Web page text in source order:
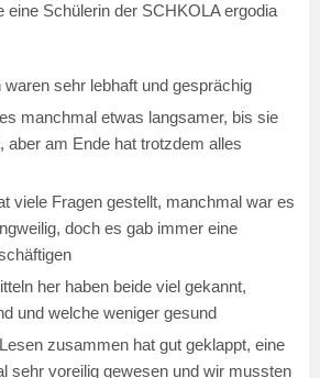
eine Schülerin der SCHKOLA ergodia
sehr lebhaft und gesprächig
manchmal etwas langsamer, bis sie
aber am Ende hat trotzdem alles
viele Fragen gestellt, manchmal war es
doch es gab immer eine
her haben beide viel gekannt,
und welche weniger gesund
zusammen hat gut geklappt, eine
sehr voreilig gewesen und wir mussten